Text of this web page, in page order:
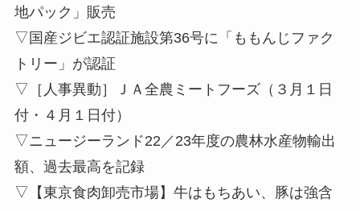
地パック」販売
▽国産ジビエ認証施設第36号に「ももんじファク
トリー」が認証
▽［人事異動］ＪＡ全農ミートフーズ（３月１日
付・４月１日付）
▽ニュージーランド22／23年度の農林水産物輸出
額、過去最高を記録
▽【東京食肉卸売市場】牛はもちあい、豚は強含